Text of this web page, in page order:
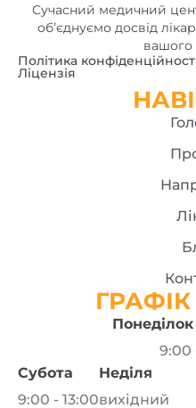
Сучасний медичний
об’єднуємо досвід
вашого
Політика
Ліцензія
9:00
Субота
9:00 - 13:00
Неділя
вихідний